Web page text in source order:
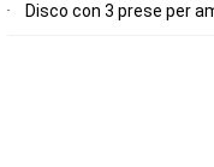
Disco con 3 prese per